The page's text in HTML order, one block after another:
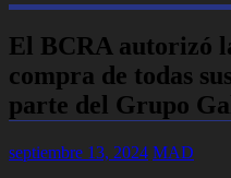
El BCRA autorizó
compra de todas
parte del Grupo
septiembre 13, 2024 MAD